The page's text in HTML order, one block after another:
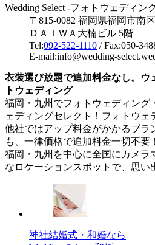
Wedding Select -フォトウェディン
〒815-0082 福岡県福岡市南
ＤＡＩＷＡ大楠ビル 5階
Tel:092-522-1110 / Fax:050-
E-mail:info@wedding-
衣装選び放題で追加料金なし。ウ
トウェディング
福岡・九州でフォトウェディング
ェディングセレクト！フォトウェ
他社ではアップ料金がかかるブラ
も、一律価格で追加料金一切不要！
福岡・九州を中心に全国にカメラ
なロケーションスポットで、思い
神社結婚式・和婚なら